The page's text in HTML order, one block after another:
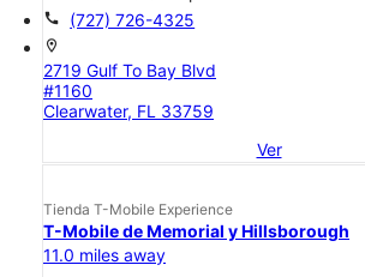
call (727) 726-4325
location_on
2719 Gulf To Bay Blvd
#1160
Clearwater, FL 33759
Ver
Tienda T-Mobile Experience
T-Mobile de Memorial y Hillsborough
11.0 miles away